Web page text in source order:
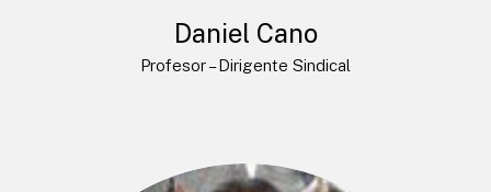
Daniel Cano
Profesor – Dirigente Sindical